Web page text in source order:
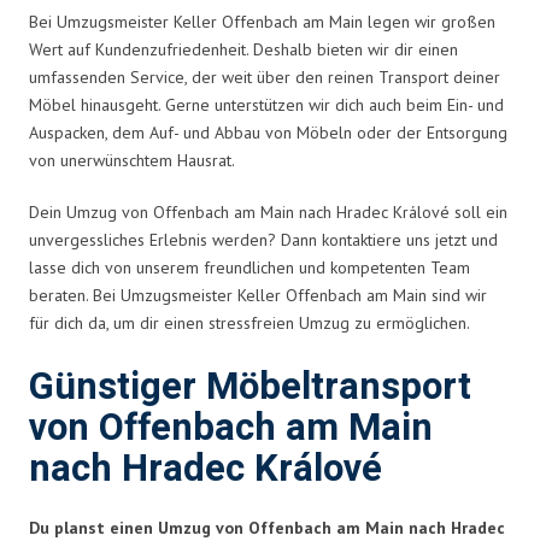
Bei Umzugsmeister Keller Offenbach am Main legen wir großen
Wert auf Kundenzufriedenheit. Deshalb bieten wir dir einen
umfassenden Service, der weit über den reinen Transport deiner
Möbel hinausgeht. Gerne unterstützen wir dich auch beim Ein- und
Auspacken, dem Auf- und Abbau von Möbeln oder der Entsorgung
von unerwünschtem Hausrat.
Dein Umzug von Offenbach am Main nach Hradec Králové soll ein
unvergessliches Erlebnis werden? Dann kontaktiere uns jetzt und
lasse dich von unserem freundlichen und kompetenten Team
beraten. Bei Umzugsmeister Keller Offenbach am Main sind wir
für dich da, um dir einen stressfreien Umzug zu ermöglichen.
Günstiger Möbeltransport
von Offenbach am Main
nach Hradec Králové
Du planst einen Umzug von Offenbach am Main nach Hradec